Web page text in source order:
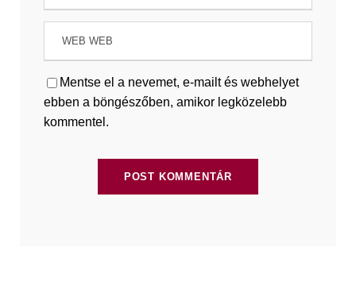
Mentse el a nevemet, e-mailt és webhelyet
ebben a böngészőben, amikor legközelebb
kommentel.